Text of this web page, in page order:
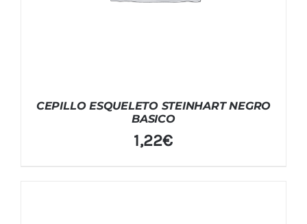
CEPILLO ESQUELETO STEINHART NEGRO
BASICO
1,22€